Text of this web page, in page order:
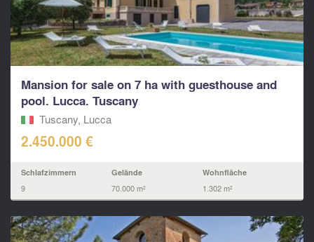
Mansion for sale on 7 ha with guesthouse and
pool. Lucca. Tuscany
Tuscany, Lucca
2.450.000 €
Schlafzimmern
9
Gelände
70.000 m²
Wohnfläche
1.302 m²